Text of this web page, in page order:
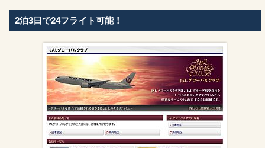
2泊3日で24フライト可能！